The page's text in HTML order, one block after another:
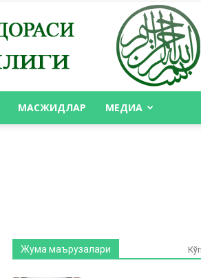
МАСЖИДЛАР МЕДИА
Жума маърузалари